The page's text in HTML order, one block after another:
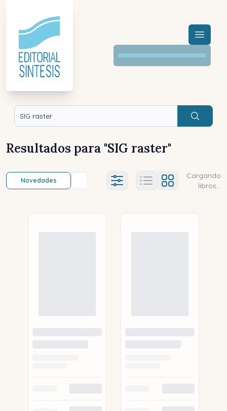
Menú
Buscar
Resultados para "SIG raster"
Novedades Título (a-z) Título (z-a)
Ajustes abierto
Cargando
libros...